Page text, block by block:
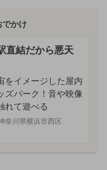
でかけ
直結だから悪天
をイメージした屋内
ズパーク！音や映像
れて遊べる
奈川県横浜市西区